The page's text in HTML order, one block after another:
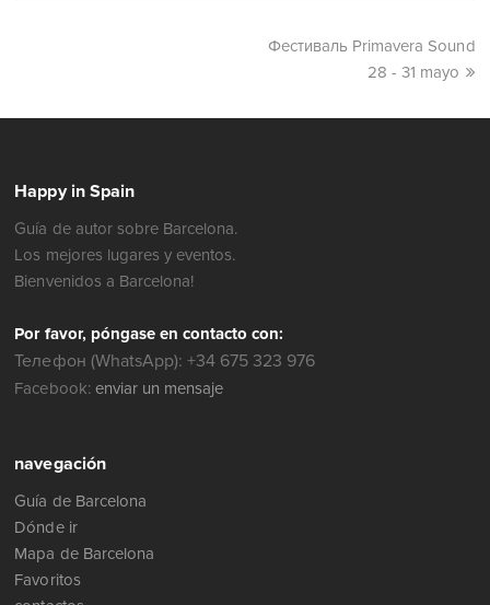
Фестиваль Primavera Sound
28 - 31 mayo
Happy in Spain
Guía de autor sobre Barcelona.
Los mejores lugares y eventos.
Bienvenidos a Barcelona!
Por favor, póngase en contacto con:
Телефон (WhatsApp): +34 675 323 976
Facebook: enviar un mensaje
navegación
Guía de Barcelona
Dónde ir
Mapa de Barcelona
Favoritos